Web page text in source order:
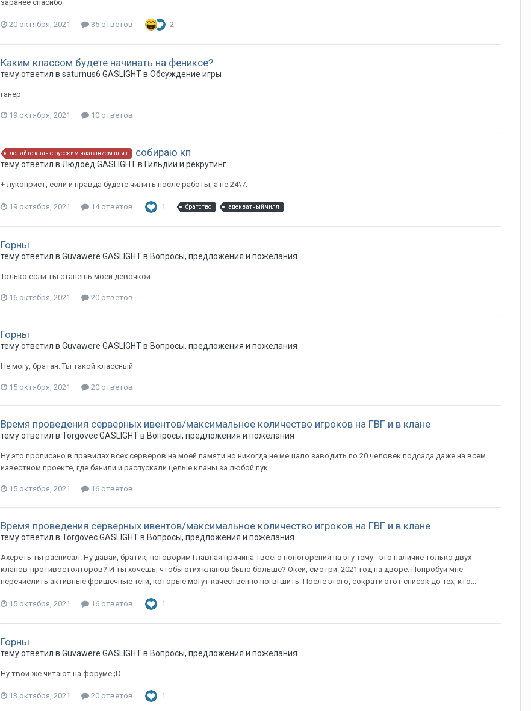
заранее спасибо
20 октября, 2021 35 ответов 2
Каким классом будете начинать на фениксе?
тему ответил в saturnus6 GASLIGHTв Обсуждение игры
ганер
19 октября, 2021 10 ответов
делайте клан с русским названием плиз собираю кп
тему ответил в Людоед GASLIGHTв Гильдии и рекрутинг
+ лукоприст, если и правда будете чилить после работы, а не 24\7.
19 октября, 2021 14 ответов 1 братство адекватный чилл
Горны
тему ответил в Guvawere GASLIGHTв Вопросы, предложения и пожелания
Только если ты станешь моей девочкой
16 октября, 2021 20 ответов
Горны
тему ответил в Guvawere GASLIGHTв Вопросы, предложения и пожелания
Не могу, братан. Ты такой классный
15 октября, 2021 20 ответов
Время проведения серверных ивентов/максимальное количество игроков на ГВГ и в клане
тему ответил в TorgovecGASLIGHTв Вопросы, предложения и пожелания
Ну это прописано в правилах всех серверов на моей памяти но никогда не мешало заводить по 20 человек подсада даже на всем
известном проекте, где банили и распускали целые кланы за любой пук
15 октября, 2021 16 ответов
Время проведения серверных ивентов/максимальное количество игроков на ГВГ и в клане
тему ответил в TorgovecGASLIGHTв Вопросы, предложения и пожелания
Ахереть ты расписал. Ну давай, братик, поговорим Главная причина твоего попогорения на эту тему - это наличие только двух
кланов-противостояторов? И ты хочешь, чтобы этих кланов было больше? Окей, смотри. 2021 год на дворе. Попробуй мне
перечислить активные фришечные теги, которые могут качественно погвгшить. После этого, сократи этот список до тех, кто...
15 октября, 2021 16 ответов 1
Горны
тему ответил в Guvawere GASLIGHTв Вопросы, предложения и пожелания
Ну твой же читают на форуме ;D
13 октября, 2021 20 ответов 1